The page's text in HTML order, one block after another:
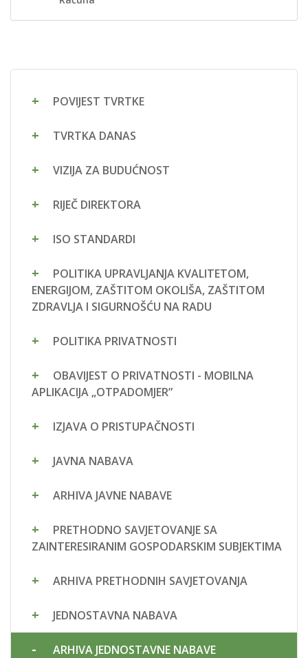
POVIJEST TVRTKE
TVRTKA DANAS
VIZIJA ZA BUDUĆNOST
RIJEČ DIREKTORA
ISO STANDARDI
POLITIKA UPRAVLJANJA KVALITETOM,
ENERGIJOM, ZAŠTITOM OKOLIŠA, ZAŠTITOM
ZDRAVLJA I SIGURNOŠĆU NA RADU
POLITIKA PRIVATNOSTI
OBAVIJEST O PRIVATNOSTI - MOBILNA
APLIKACIJA „OTPADOMJER”
IZJAVA O PRISTUPAČNOSTI
JAVNA NABAVA
ARHIVA JAVNE NABAVE
PRETHODNO SAVJETOVANJE SA
ZAINTERESIRANIM GOSPODARSKIM SUBJEKTIMA
ARHIVA PRETHODNIH SAVJETOVANJA
JEDNOSTAVNA NABAVA
ARHIVA JEDNOSTAVNE NABAVE